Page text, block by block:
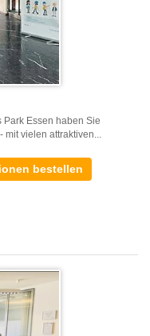
Park Essen haben Sie
vielen attraktiven...
bestellen